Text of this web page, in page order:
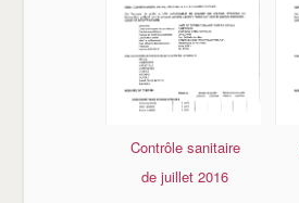
Contrôle sanitaire
de juillet 2016